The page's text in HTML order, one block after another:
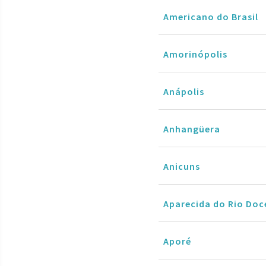
Americano do Brasil
Amorinópolis
Anápolis
Anhangüera
Anicuns
Aparecida do Rio
Aporé